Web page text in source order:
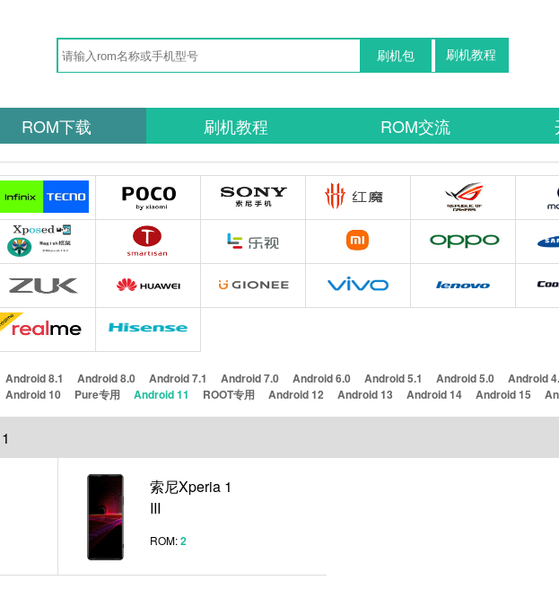
刷机教程
刷机包
ROM下载 刷机教程 ROM交流
Android 8.1 Android 8.0 Android 7.1 Android 7.0 Android 6.0 Android 5.1 Android 5.0 Android
Android 10 Pure专用 Android 11 ROOT专用 Android 12 Android 13 Android 14 Android 15
索尼Xperia 1
III
ROM:2